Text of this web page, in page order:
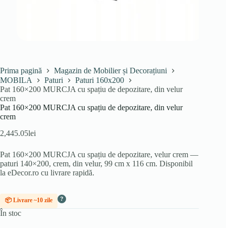
Prima pagină
Magazin de Mobilier și Decorațiuni
MOBILA
Paturi
Paturi 160x200
Pat 160×200 MURCJA cu spațiu de depozitare, din velur
crem
Pat 160×200 MURCJA cu spațiu de depozitare, din velur
crem
2,445.05lei
Pat 160×200 MURCJA cu spațiu de depozitare, velur crem —
paturi 140×200, crem, din velur, 99 cm x 116 cm. Disponibil
la eDecor.ro cu livrare rapidă.
📦 Livrare ~10 zile ?
În stoc